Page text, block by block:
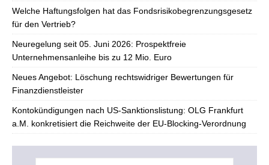
Welche Haftungsfolgen hat das Fondsrisikobegrenzungsgesetz
für den Vertrieb?
Neuregelung seit 05. Juni 2026: Prospektfreie
Unternehmensanleihe bis zu 12 Mio. Euro
Neues Angebot: Löschung rechtswidriger Bewertungen für
Finanzdienstleister
Kontokündigungen nach US-Sanktionslistung: OLG Frankfurt
a.M. konkretisiert die Reichweite der EU-Blocking-Verordnung